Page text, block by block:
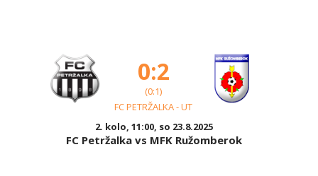
0:2
(0:1)
FC PETRŽALKA - UT
2. kolo, 11:00, so 23.8.2025
FC Petržalka vs MFK Ružomberok